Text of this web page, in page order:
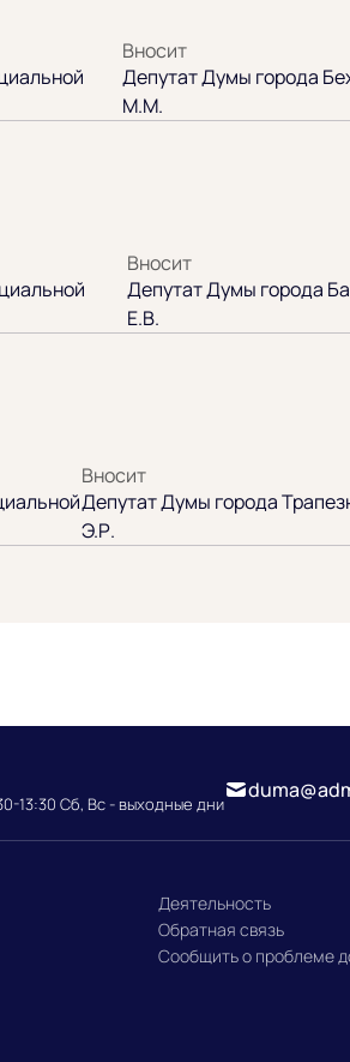
Вносит
Депутат Думы города
М.М.
Вносит
Депутат Думы города
Е.В.
Вносит
Депутат Думы города
Э.Р.
13:30 Сб, Вс - выходные дни
Деятельность
Обратная связь
Сообщить о проблеме